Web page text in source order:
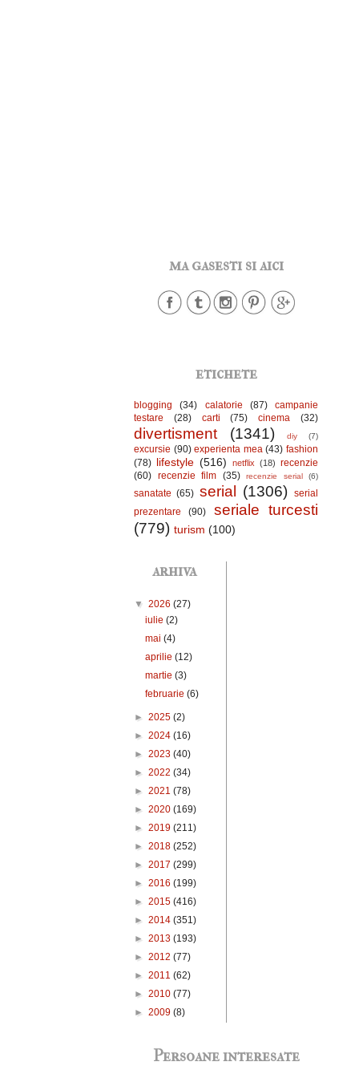
ma gasesti si aici
etichete
blogging (34) calatorie (87)
campanie
testare
(28) carti (75) cinema (32)
divertisment (1341) diy (7)
excursie (90) experienta mea (43) fashion
(78) lifestyle (516) netflix (18) recenzie
(60) recenzie film (35) recenzie serial (6)
sanatate (65) serial (1306) serial
prezentare
(90)
seriale turcesti
(779) turism (100)
arhiva
▼ 2026 (27)
iulie(2)
mai(4)
aprilie(12)
martie(3)
februarie(6)
► 2025 (2)
► 2024 (16)
► 2023 (40)
► 2022 (34)
► 2021 (78)
► 2020 (169)
► 2019 (211)
► 2018 (252)
► 2017 (299)
► 2016 (199)
► 2015 (416)
► 2014 (351)
► 2013 (193)
► 2012 (77)
► 2011 (62)
► 2010 (77)
► 2009 (8)
Persoane interesate